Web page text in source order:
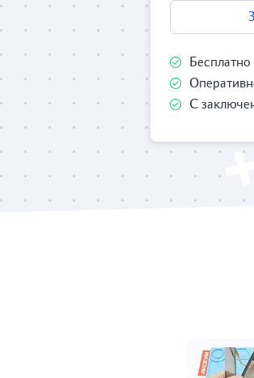
Бесплатно
С